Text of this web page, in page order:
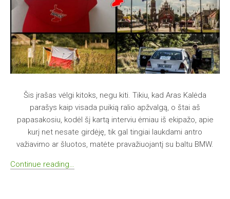
Šis įrašas vėlgi kitoks, negu kiti. Tikiu, kad Aras Kalėda
parašys kaip visada puikią ralio apžvalgą, o štai aš
papasakosiu, kodėl šį kartą interviu ėmiau iš ekipažo, apie
kurį net nesate girdėję, tik gal tingiai laukdami antro
važiavimo ar šluotos, matėte pravažiuojantį su baltu BMW.
Continue reading…